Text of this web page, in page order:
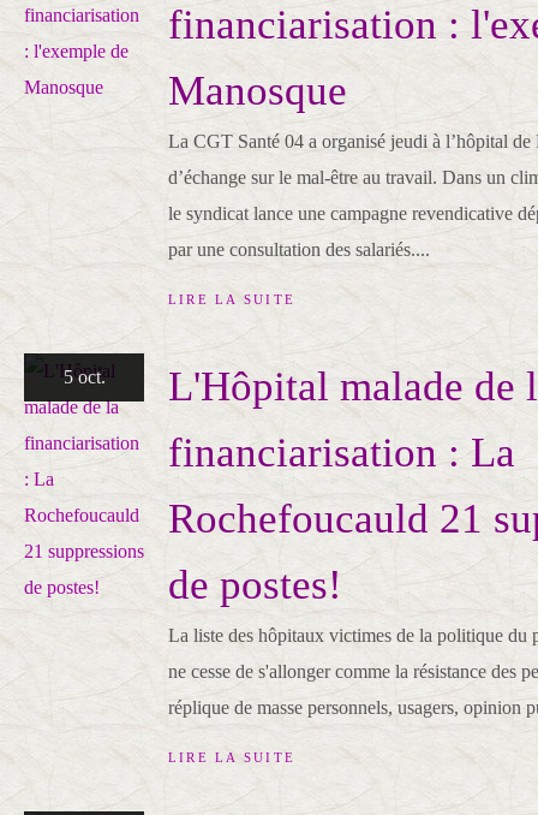
financiarisation :
Manosque
La CGT Santé 04 a organisé jeudi à l’hôpital de
d’échange sur le mal-être au travail. Dans un
le syndicat lance une campagne revendicative
par une consultation des salariés....
LIRE LA SUITE
5 oct.
L'Hôpital malade de
financiarisation : La
Rochefoucauld 21
de postes!
La liste des hôpitaux victimes de la politique du
ne cesse de s'allonger comme la résistance des
réplique de masse personnels, usagers, opinion
LIRE LA SUITE